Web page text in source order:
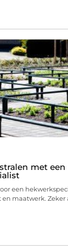
met
een
maatwerk.